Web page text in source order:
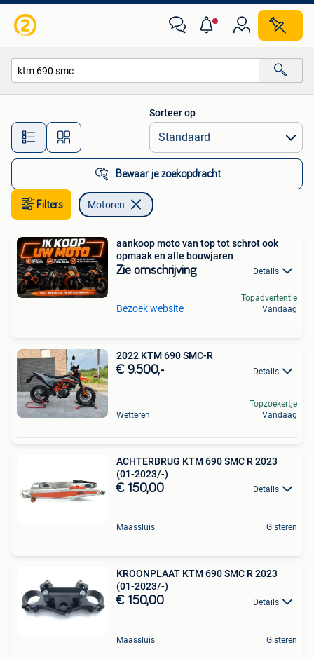
Alle afstanden…
Sorteer op
Bewaar je zoekopdracht
Filters Motoren
aankoop moto van top tot schrot ook
opmaak en alle bouwjaren
Zie omschrijving Details
Bezoek website
Topadvertentie
Vandaag
2022 KTM 690 SMC-R
€ 9.500,- Details
Wetteren
Topzoekertje
Vandaag
ACHTERBRUG KTM 690 SMC R 2023
(01-2023/-)
€ 150,00 Details
Maassluis Gisteren
KROONPLAAT KTM 690 SMC R 2023
(01-2023/-)
€ 150,00 Details
Maassluis Gisteren